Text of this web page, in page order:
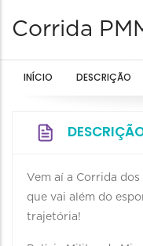
Corrida
INÍCIO DESCRIÇÃO
Vem aí a Corrida
que vai além do
trajetória!